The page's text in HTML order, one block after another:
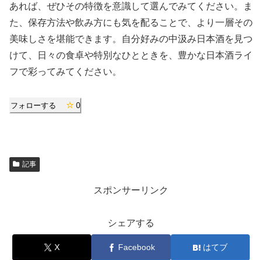
あれば、ぜひその特徴を意識して選んでみてください。ま
た、保存方法や飲み方にも気を配ることで、より一層その
美味しさを堪能できます。自分好みの中汲み日本酒を見つ
けて、日々の食卓や特別なひとときを、豊かな日本酒ライ
フで彩ってみてください。
フォローする 0
記事
スポンサーリンク
シェアする
X Facebook はてブ